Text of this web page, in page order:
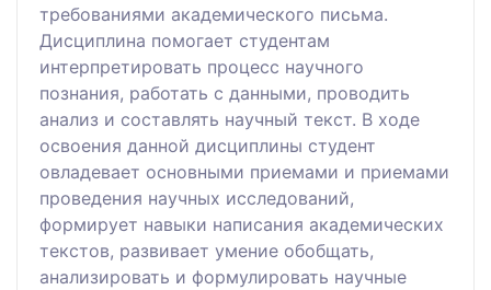
требованиями академического письма.
Дисциплина помогает студентам
интерпретировать процесс научного
познания, работать с данными, проводить
анализ и составлять научный текст. В ходе
освоения данной дисциплины студент
овладевает основными приемами и приемами
проведения научных исследований,
формирует навыки написания академических
текстов, развивает умение обобщать,
анализировать и формулировать научные